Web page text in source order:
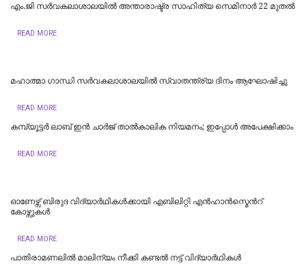
എം.ജി സര്‍വകലാശാലയില്‍ അന്താരാഷ്ട്ര സാഹിത്യ സെമിനാര്‍ 22 മുതല്‍
READ MORE
മഹാത്മാ ഗാന്ധി സര്‍വകലാശാലയില്‍ സ്വാതന്ത്ര്യ ദിനം ആഘോഷിച്ചു
READ MORE
കമ്പ്യൂട്ടര്‍ ലാബ് ഇന്‍ ചാര്‍ജ് താല്‍കാലിക നിയമനം; ഇപ്പോള്‍ അപേക്ഷിക്കാം
READ MORE
ഓണേഴ്സ് ബിരുദ വിദ്യാര്‍ഥികള്‍ക്കായി എബിലിറ്റി എന്‍ഹാന്‍സ്മെന്‍റ്
കോഴ്സുകള്‍
READ MORE
പാതിരാമണലില്‍ മാലിന്യം നീക്കി കണ്ടല്‍ നട്ട് വിദ്യാര്‍ഥികള്‍